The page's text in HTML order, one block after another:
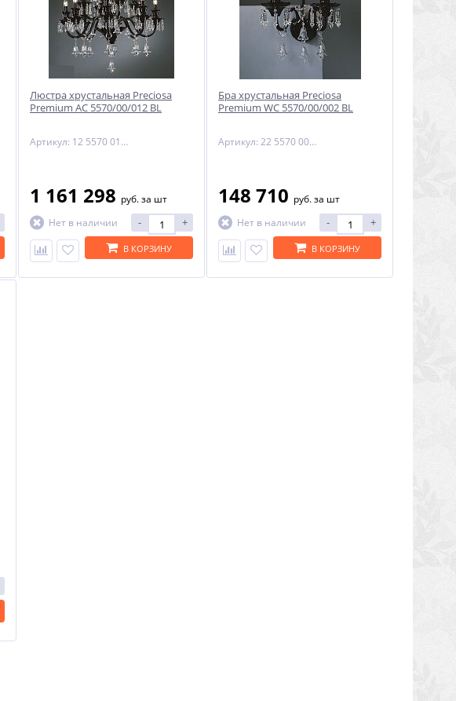
Люстра хрустальная Preciosa
Premium AC 5570/00/012 BL
Артикул: 12 5570 012 06 80 02 70
1 161 298 руб.за шт
Нет в наличии
- +
В КОРЗИНУ
Бра хрустальная Preciosa
Premium WC 5570/00/002 BL
Артикул: 22 5570 002 06 80 00 70
148 710 руб.за шт
Нет в наличии
- +
В КОРЗИНУ